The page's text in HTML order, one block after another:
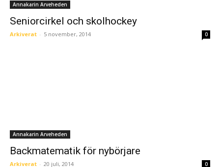
Annakarin Arveheden
Seniorcirkel och skolhockey
Arkiverat - 5 november, 2014 0
Annakarin Arveheden
Backmatematik för nybörjare
Arkiverat - 20 juli, 2014 0